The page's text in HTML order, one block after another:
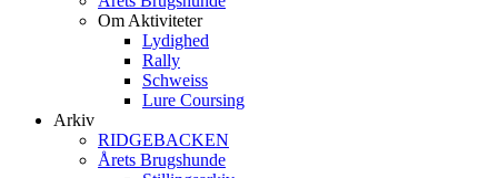
Om Aktiviteter
Lydighed
Rally
Schweiss
Lure Coursing
Arkiv
RIDGEBACKEN
Årets Brugshunde